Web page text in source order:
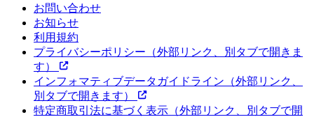
お問い合わせ
お知らせ
利用規約
プライバシーポリシー （外部リンク、別タブで開きま
す）
インフォマティブデータガイドライン （外部リンク、
別タブで開きます）
特定商取引法に基づく表示 （外部リンク、別タブで開